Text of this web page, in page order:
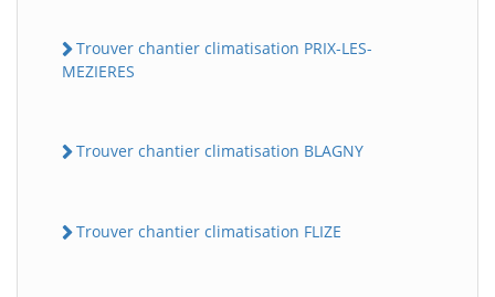
Trouver chantier climatisation PRIX-LES-
MEZIERES
Trouver chantier climatisation BLAGNY
Trouver chantier climatisation FLIZE